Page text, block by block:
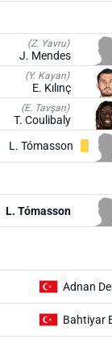
(Z. Yavru)
J. Mendes
(Y. Kayan)
E. Kılınç
(E. Tavşan)
T. Coulibaly
L. Tómasson
L. Tómasson
Adnan
Bahtiyar